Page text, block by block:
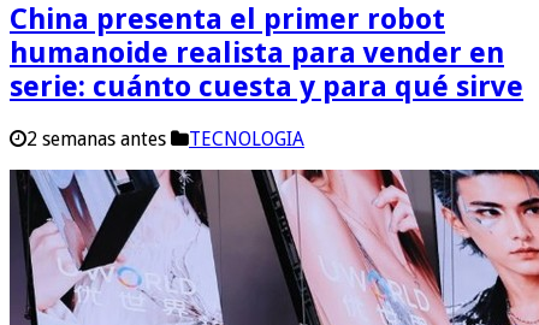
China presenta el primer robot
humanoide realista para vender en
serie: cuánto cuesta y para qué sirve
2 semanas antes TECNOLOGIA